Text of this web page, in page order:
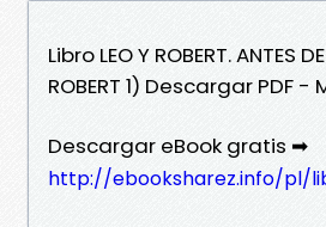
Libro LEO Y ROBERT. ANTES
ROBERT 1) Descargar PDF -
Descargar eBook gratis ➡
http://ebooksharez.info/pl/